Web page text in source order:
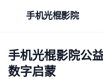
手机光棍影院
手机光棍影院公
数字启蒙